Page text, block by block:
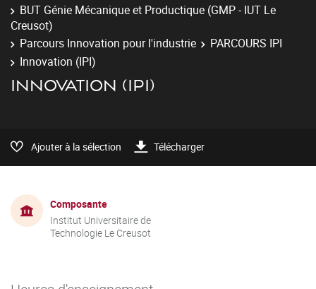
BUT Génie Mécanique et Productique (GMP - IUT Le
Creusot)
Parcours Innovation pour l'industrie
PARCOURS IPI
Innovation (IPI)
INNOVATION (IPI)
Ajouter à la sélection Télécharger
Composante
Institut Universitaire de
Technologie Le Creusot